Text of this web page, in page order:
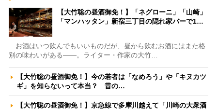
【大竹聡の昼酒御免！】「ネグローニ」「山崎」
「マンハッタン」新宿三丁目の隠れ家バーで1…
お酒はいつ飲んでもいいものだが、昼から飲むお酒にはまた格
別の味わいがある――。ライター・作家の大竹…
【大竹聡の昼酒御免！】今の若者は「なめろう」や「キヌカツ
ギ」を知らないって本当？ 昔の…
【大竹聡の昼酒御免！】京急線で多摩川越えて「川崎の大衆酒